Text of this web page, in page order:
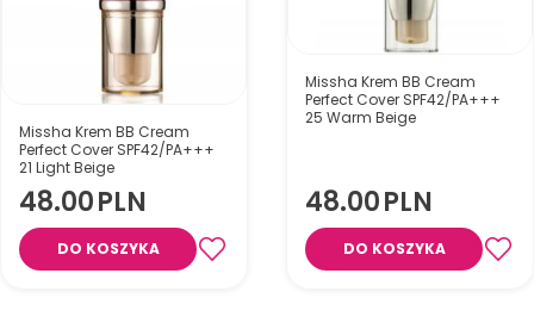
Missha M Perfect Cover BB
Cream SPF42 PA+++ Nr 21, 50
ml Wielofunkcyjny krem BB,
Missha Krem BB Cream
Perfect Cover SPF42/PA+++
21 Light Beige
48.00PLN
DO KOSZYKA
koloryt, nawilża i chroni skórę .
Formuła z ekstraktami
roślinnymi i kwasem
hialuronowym odżywia i
ujędrnia cerę, pozostawiając
Missha Krem BB Cream
Perfect Cover SPF42/PA+++
25 Warm Beige
48.00PLN
DO KOSZYKA